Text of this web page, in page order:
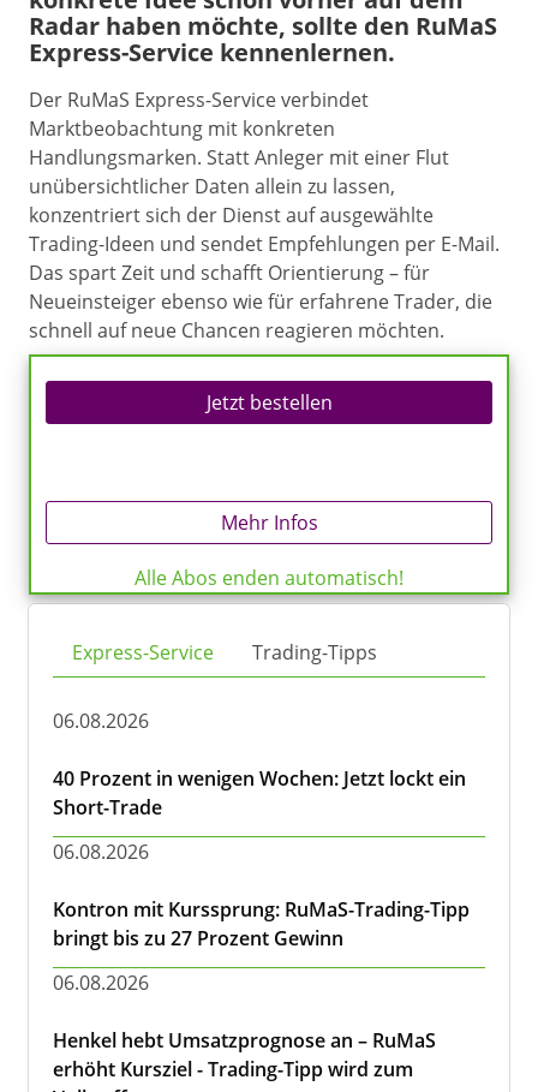
Radar haben möchte, sollte den RuMaS
Express-Service kennenlernen.
Der RuMaS Express-Service verbindet
Marktbeobachtung mit konkreten
Handlungsmarken. Statt Anleger mit einer Flut
unübersichtlicher Daten allein zu lassen,
konzentriert sich der Dienst auf ausgewählte
Trading-Ideen und sendet Empfehlungen per E-Mail.
Das spart Zeit und schafft Orientierung – für
Neueinsteiger ebenso wie für erfahrene Trader, die
schnell auf neue Chancen reagieren möchten.
Jetzt bestellen
Mehr Infos
Alle Abos enden automatisch!
Express-Service Trading-Tipps
06.08.2026
40 Prozent in wenigen Wochen: Jetzt lockt ein
Short-Trade
06.08.2026
Kontron mit Kurssprung: RuMaS-Trading-Tipp
bringt bis zu 27 Prozent Gewinn
06.08.2026
Henkel hebt Umsatzprognose an – RuMaS
erhöht Kursziel - Trading-Tipp wird zum